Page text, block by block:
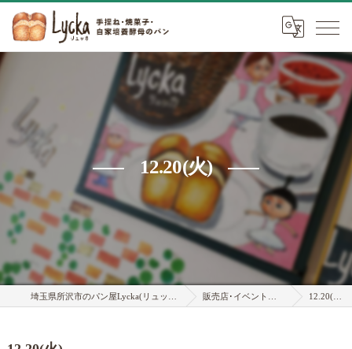
12.20(火)
販売店･イベント情報 12.20(火)